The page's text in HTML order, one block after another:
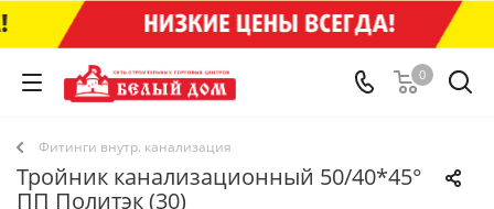
0
Фитинги внутр. канализация
Тройник канализационный 50/40*45°
ПП Политэк (30)